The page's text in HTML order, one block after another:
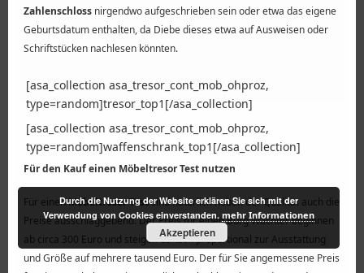
Zahlenschlossnirgendwo aufgeschrieben sein oder etwa das eigene
Geburtsdatum enthalten, da Diebe dieses etwa auf Ausweisen oder
Schriftstücken nachlesen könnten.
[asa_collection asa_tresor_cont_mob_ohproz,
type=random]tresor_top1[/asa_collection]
[asa_collection asa_tresor_cont_mob_ohproz,
type=random]waffenschrank_top1[/asa_collection]
Für den Kauf einen Möbeltresor Test nutzen
Für einenMöbeltresor Testsind natürlich neben der Qualität auch die
Preise ausschlaggebend. Der Preis für einen Burg Wächter beginnen
ab circa 300 Euro und steigen danach proportional zur Ausstattung
und Größe auf mehrere tausend Euro. Der für Sie angemessene Preis
Durch die Nutzung der Website erklären Sie sich mit der
Verwendung von Cookies einverstanden.mehr Informationen
Akzeptieren